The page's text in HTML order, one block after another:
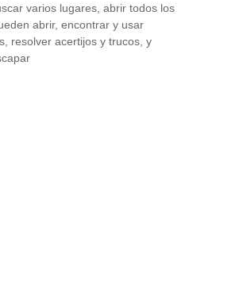
varios lugares, abrir todos los
abrir, encontrar y usar
resolver acertijos y trucos, y